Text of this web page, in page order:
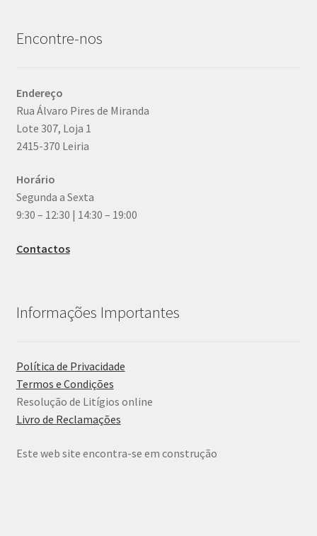
Encontre-nos
Endereço
Rua Álvaro Pires de Miranda
Lote 307, Loja 1
2415-370 Leiria
Horário
Segunda a Sexta
9:30 – 12:30 | 14:30 – 19:00
Contactos
Informações Importantes
Política de Privacidade
Termos e Condições
Resolução de Litígios online
Livro de Reclamações
Este web site encontra-se em construção